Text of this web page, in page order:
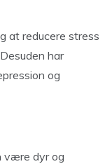
at reducere stress
har
og
være dyr og